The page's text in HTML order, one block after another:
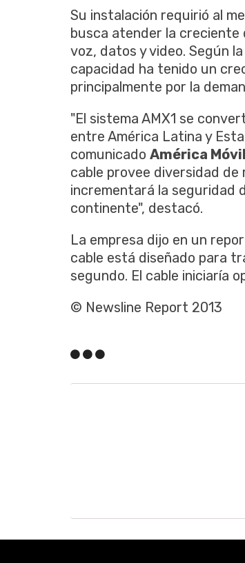
Su instalación requirió al
busca atender la creciente
voz, datos y video. Según
capacidad ha tenido un
principalmente por la
"El sistema AMX1 se
entre América Latina y
comunicado América Móvil
cable provee diversidad
incrementará la seguridad
continente", destacó.
La empresa dijo en un
cable está diseñado para
segundo. El cable iniciaría
© Newsline Report 2013